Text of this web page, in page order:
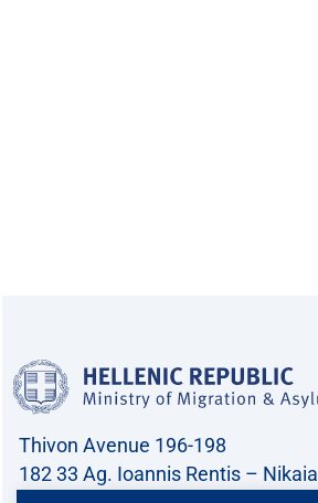
Thivon Avenue 196-198
182 33 Ag. Ioannis Rentis – Nikaia